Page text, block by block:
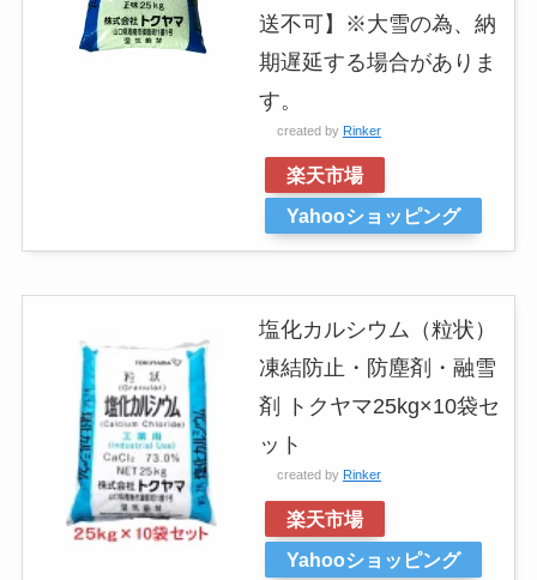
送不可】※大雪の為、納
期遅延する場合がありま
す。
created by Rinker
楽天市場
Yahooショッピング
塩化カルシウム（粒状）
凍結防止・防塵剤・融雪
剤 トクヤマ25kg×10袋セ
ット
created by Rinker
楽天市場
Yahooショッピング